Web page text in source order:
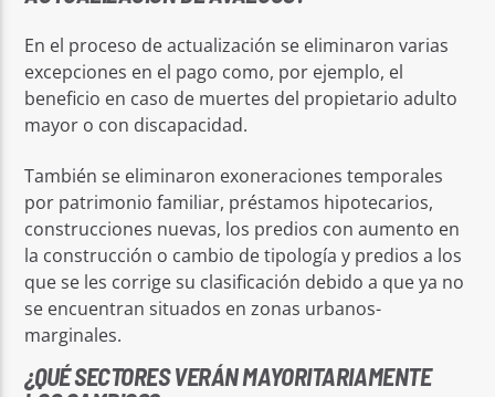
En el proceso de actualización se eliminaron varias
excepciones en el pago como, por ejemplo, el
beneficio en caso de muertes del propietario adulto
mayor o con discapacidad.
También se eliminaron exoneraciones temporales
por patrimonio familiar, préstamos hipotecarios,
construcciones nuevas, los predios con aumento en
la construcción o cambio de tipología y predios a los
que se les corrige su clasificación debido a que ya no
se encuentran situados en zonas urbanos-
marginales.
¿QUÉ SECTORES VERÁN MAYORITARIAMENTE